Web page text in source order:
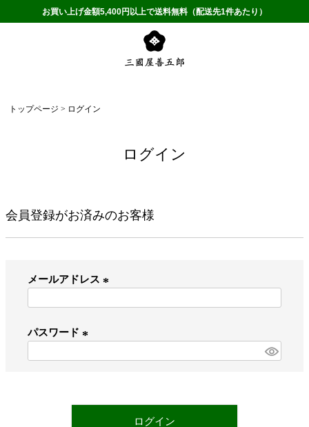
お買い上げ金額5,400円以上で送料無料（配送先1件あたり）
トップページ ログイン
ログイン
会員登録がお済みのお客様
メールアドレス
パスワード
)
ログイン